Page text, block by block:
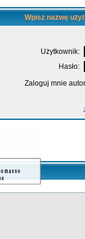
Wpisz nazwę
Użytkownik:
Hasło:
Zaloguj mnie